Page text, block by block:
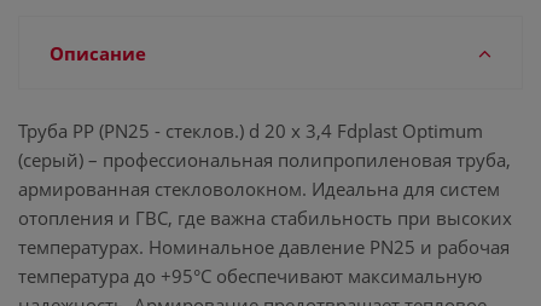
Описание
Труба PP (PN25 - стеклов.) d 20 x 3,4 Fdplast Optimum
(серый) – профессиональная полипропиленовая труба,
армированная стекловолокном. Идеальна для систем
отопления и ГВС, где важна стабильность при высоких
температурах. Номинальное давление PN25 и рабочая
температура до +95°C обеспечивают максимальную